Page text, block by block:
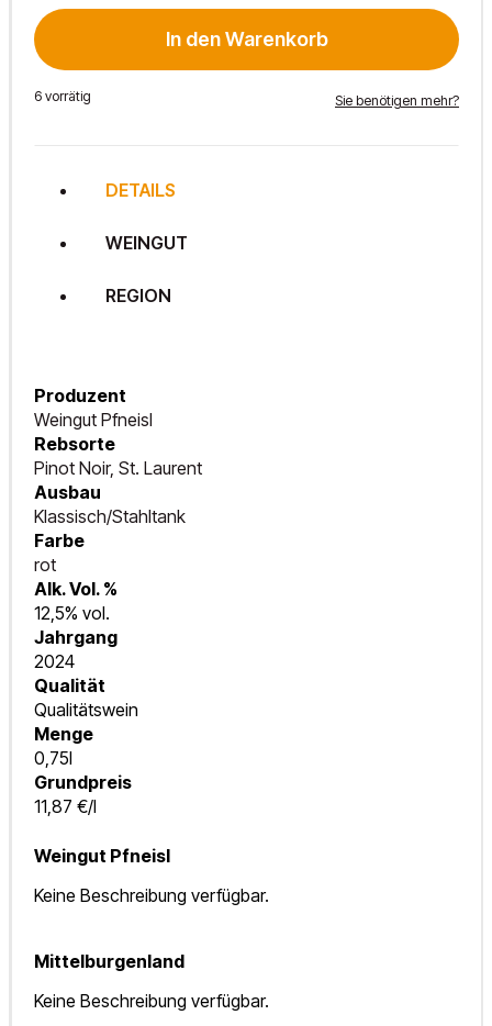
2024
Menge
In den Warenkorb
6 vorrätig Sie benötigen mehr?
DETAILS
WEINGUT
REGION
Produzent
Weingut Pfneisl
Rebsorte
Pinot Noir, St. Laurent
Ausbau
Klassisch/Stahltank
Farbe
rot
Alk. Vol. %
12,5% vol.
Jahrgang
2024
Qualität
Qualitätswein
Menge
0,75l
Grundpreis
11,87 €/l
Weingut Pfneisl
Keine Beschreibung verfügbar.
Mittelburgenland
Keine Beschreibung verfügbar.